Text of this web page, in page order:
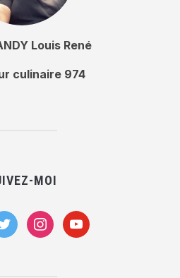
Louis René
culinaire 974
MOI
instagramyoutube